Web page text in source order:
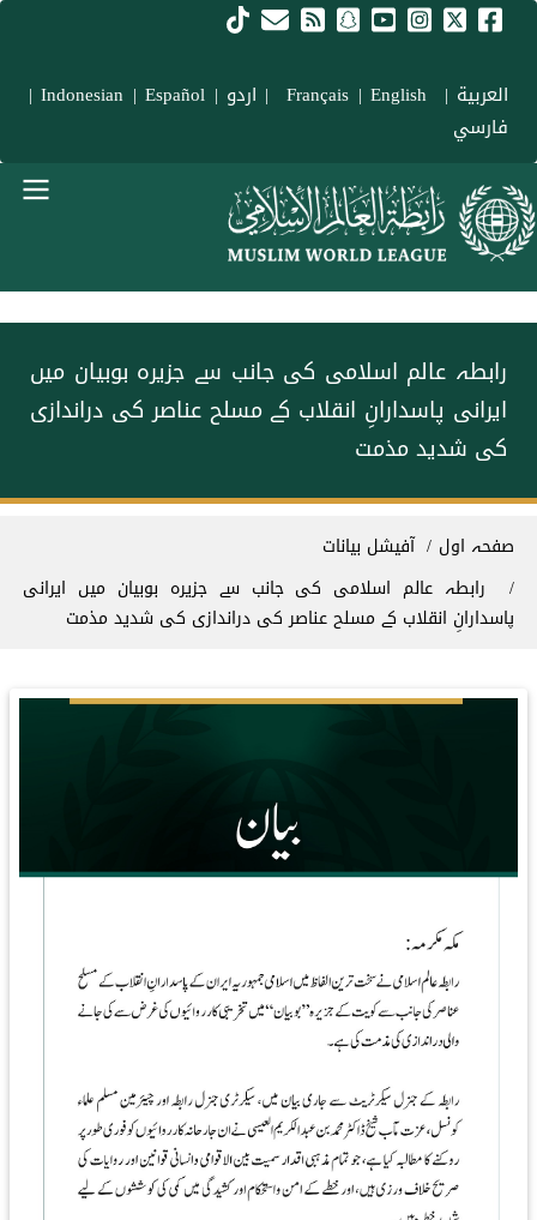
Skip to main content
العربية |
Français
| English
| اردو |
Indonesian |Español
|
فارسي
رابطہ عالم اسلامی کی جانب سے جزیرہ بوبیان میں
ایرانی پاسدارانِ انقلاب کے مسلح عناصر کی دراندازی
کی شدید مذمت
Breadcrumb
صفحہ اول
آفیشل بیانات
رابطہ عالم اسلامی کی جانب سے جزیرہ بوبیان میں ایرانی
پاسدارانِ انقلاب کے مسلح عناصر کی دراندازی کی شدید مذمت